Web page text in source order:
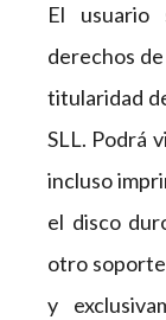
El usuario
derechos
titularidad
SLL. Podrá
incluso
el disco
otro
y